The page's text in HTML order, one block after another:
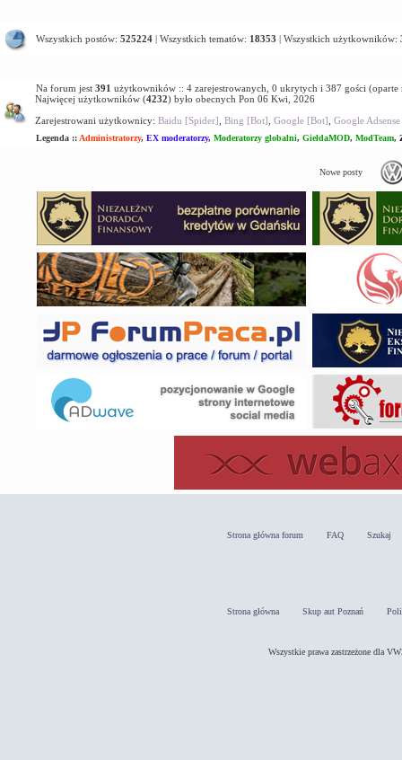
Wszystkich postów: 525224 | Wszystkich tematów: 18353 | Wszystkich użytkowników:
Na forum jest 391 użytkowników :: 4 zarejestrowanych, 0 ukrytych i 387 gości
Najwięcej użytkowników (4232) było obecnych Pon 06 Kwi, 2026
Zarejestrowani użytkownicy: Baidu [Spider] Bing [Bot] Google [Bot] Google
Legenda :: Administratorzy, EX moderatorzy, Moderatorzy globalni, GiełdaMOD, ModTeam,
Nowe posty
Strona główna forum FAQ Szukaj
Strona główna Skup aut Poznań
Wszystkie prawa zastrzeżone dla